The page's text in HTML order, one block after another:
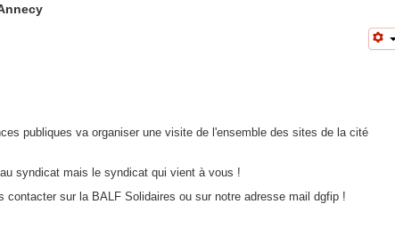
publiques va organiser une visite de l'ensemble des sites de la cité
syndicat mais le syndicat qui vient à vous !
contacter sur la BALF Solidaires ou sur notre adresse mail dgfip !